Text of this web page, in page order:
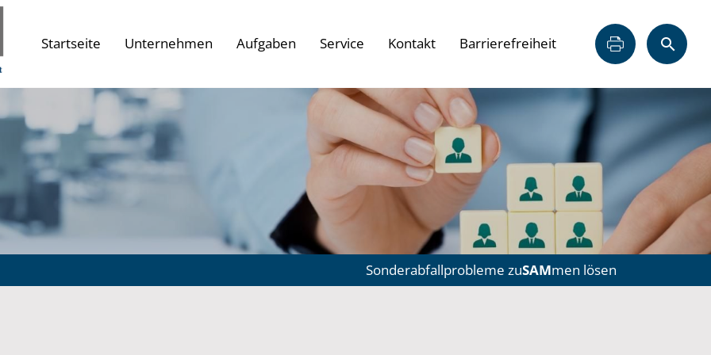
Startseite Unternehmen Aufgaben Service Kontakt Barrierefreiheit
Sonderabfallprobleme zuSAMmen lösen